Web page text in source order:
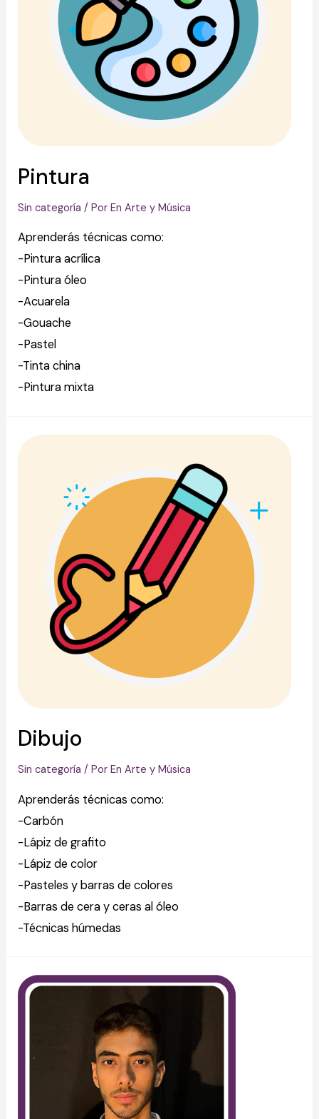
Pintura
Sin categoría / PorEn Arte y Música
Aprenderás técnicas como:
-Pintura acrílica
-Pintura óleo
-Acuarela
-Gouache
-Pastel
-Tinta china
-Pintura mixta
Dibujo
Sin categoría / PorEn Arte y Música
Aprenderás técnicas como:
-Carbón
-Lápiz de grafito
-Lápiz de color
-Pasteles y barras de colores
-Barras de cera y ceras al óleo
-Técnicas húmedas